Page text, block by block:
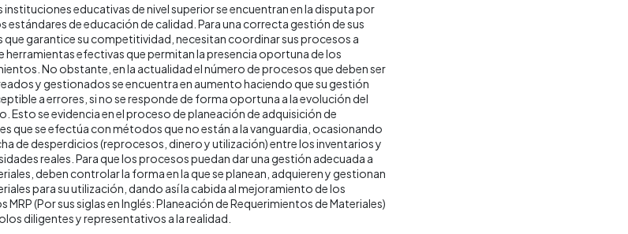
instituciones educativas de nivel superior se encuentran en la disputa por
estándares de educación de calidad. Para una correcta gestión de sus
que garantice su competitividad, necesitan coordinar sus procesos a
herramientas efectivas que permitan la presencia oportuna de los
No obstante, en la actualidad el número de procesos que deben ser
y gestionados se encuentra en aumento haciendo que su gestión
a errores, si no se responde de forma oportuna a la evolución del
Esto se evidencia en el proceso de planeación de adquisición de
que se efectúa con métodos que no están a la vanguardia, ocasionando
de desperdicios (reprocesos, dinero y utilización) entre los inventarios y
reales. Para que los procesos puedan dar una gestión adecuada a
deben controlar la forma en la que se planean, adquieren y gestionan
para su utilización, dando así la cabida al mejoramiento de los
MRP (Por sus siglas en Inglés: Planeación de Requerimientos de Materiales)
diligentes y representativos a la realidad.